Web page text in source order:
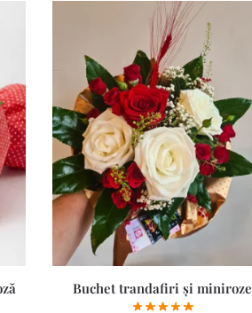
Buchet trandafiri și miniroze